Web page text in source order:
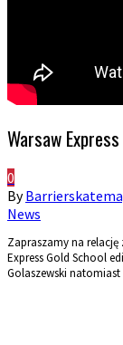
Warsaw
0
By
News
Zapraszamy na relację
Express Gold School
Golaszewski